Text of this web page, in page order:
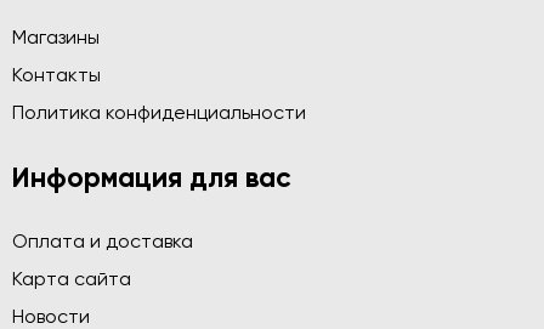
Магазины
Контакты
Политика конфиденциальности
Информация для вас
Оплата и доставка
Карта сайта
Новости